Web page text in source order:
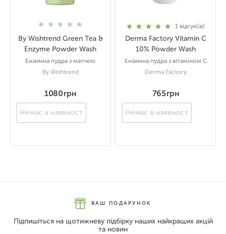
By Wishtrend Green Tea &
Enzyme Powder Wash
Ензимна пудра з матчею
By Wishtrend
1080 грн
Немає в наявності
1 відгук(ів)
Derma Factory Vitamin C
10% Powder Wash
Ензимна пудра з вітаміном С
Derma Factory
765 грн
Немає в наявності
ВАШ ПОДАРУНОК
Підпишіться на щотижневу підбірку наших найкращих акцій
та новин